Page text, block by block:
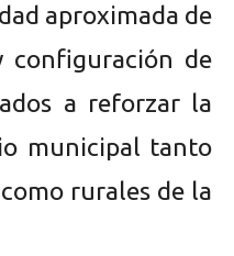
aproximada de
configuración de
a reforzar la
municipal tanto
rurales de la